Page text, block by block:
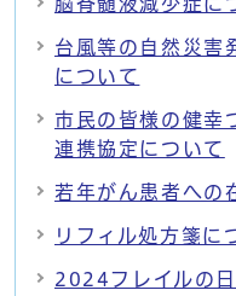
台風等の自然災害
について
市民の皆様の健幸
連携協定について
若年がん患者への
リフィル処方箋に
2024フレイルの